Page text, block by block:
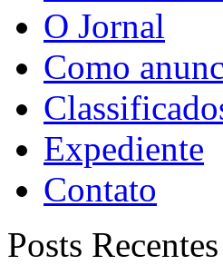
O Jornal
Como
Expediente
Contato
Posts Recentes